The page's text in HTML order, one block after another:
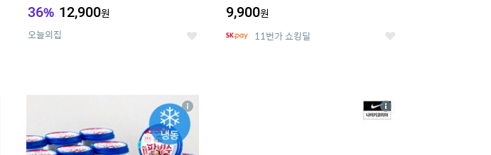
36% 12,900원
오늘의집 좋
9,900원
11번가 쇼킹딜 좋
상
세
상
세